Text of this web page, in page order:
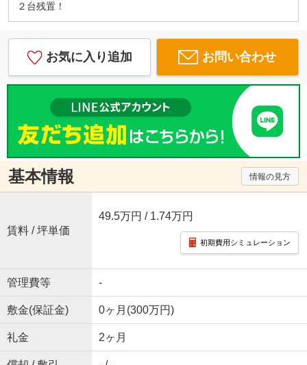
２台残置！
お気に入り追加 お問い合わせ
基本情報 情報の見方
賃料 / 坪単価
49.5万円 / 1.74万円
初期費用シミュレーション
管理費等 -
敷金(保証金) 0ヶ月(300万円)
礼金 2ヶ月